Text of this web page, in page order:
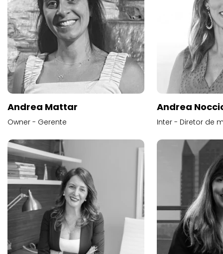
Andrea Mattar
Owner - Gerente
Andrea
Inter - Diretor de